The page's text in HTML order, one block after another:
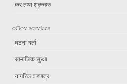
कर तथा शुल्कहरु
eGov services
घटना दर्ता
सामाजिक सुरक्षा
नागरिक वडापत्र